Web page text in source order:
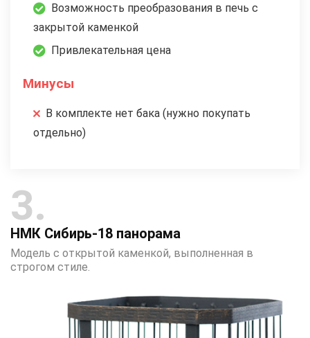
Возможность преобразования в печь с
закрытой каменкой
Привлекательная цена
Минусы
В комплекте нет бака (нужно покупать
отдельно)
3
НМК Сибирь-18 панорама
Модель с открытой каменкой, выполненная в
строгом стиле.